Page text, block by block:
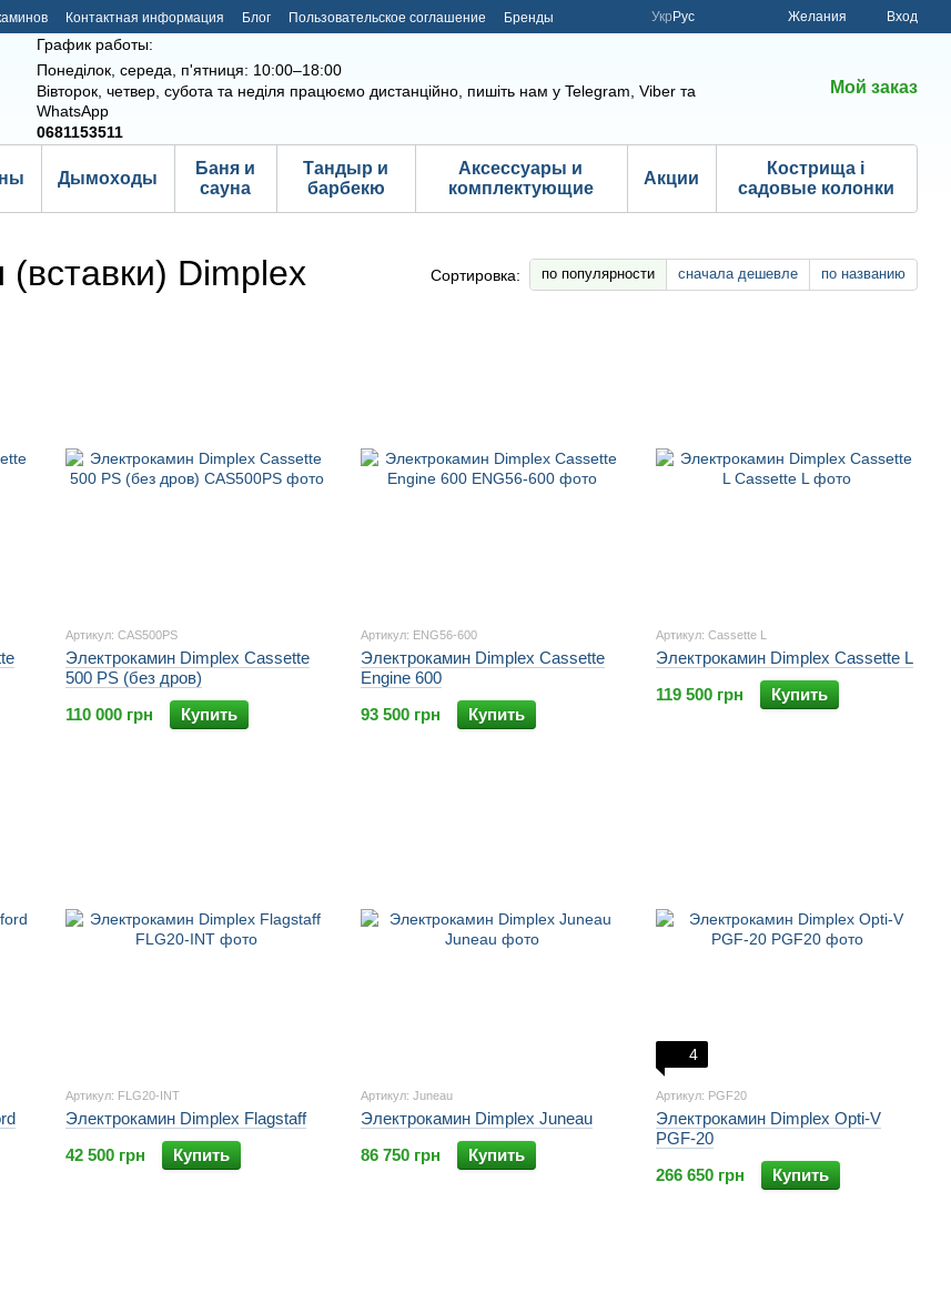
Контактная информация Блог Пользовательское соглашение Бренды Укр Рус Желания Вход
График работы:
Понеділок, середа, п'ятниця: 10:00–18:00
Вівторок, четвер, субота та неділя працюємо дистанційно, пишіть нам у Telegram, Viber та
WhatsApp
0681153511
Мой заказ
Дымоходы
Баня и
сауна
Тандыр и
барбекю
Аксессуары и
комплектующие
Акции
Кострища і
садовые колонки
Dimplex Сортировка: по популярности сначала дешевле по названию
Артикул: CAS500PS
Электрокамин Dimplex Cassette
500 PS (без дров)
110 000 грн
Купить
Артикул: ENG56-600
Электрокамин Dimplex Cassette
Engine 600
93 500 грн
Купить
Артикул: Cassette L
Электрокамин Dimplex Cassette L
119 500 грн
Купить
Артикул: FLG20-INT
Электрокамин Dimplex Flagstaff
42 500 грн
Купить
Артикул: Juneau
Электрокамин Dimplex Juneau
86 750 грн
Купить
4
Артикул: PGF20
Электрокамин Dimplex Opti-V
PGF-20
266 650 грн
Купить